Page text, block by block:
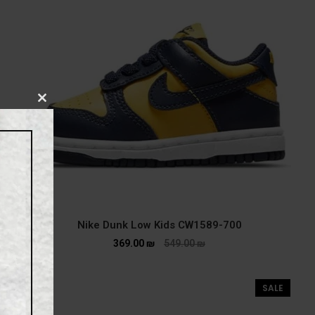
Nike Dunk Low Kids CW1589-700
549.00₪
369.00 ₪
SALE
CLOSE
MODULE